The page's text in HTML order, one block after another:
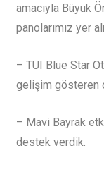
amacıyla Büyük
panolarımız yer
– TUI Blue Star
gelişim gösteren
– Mavi Bayrak
destek verdik.